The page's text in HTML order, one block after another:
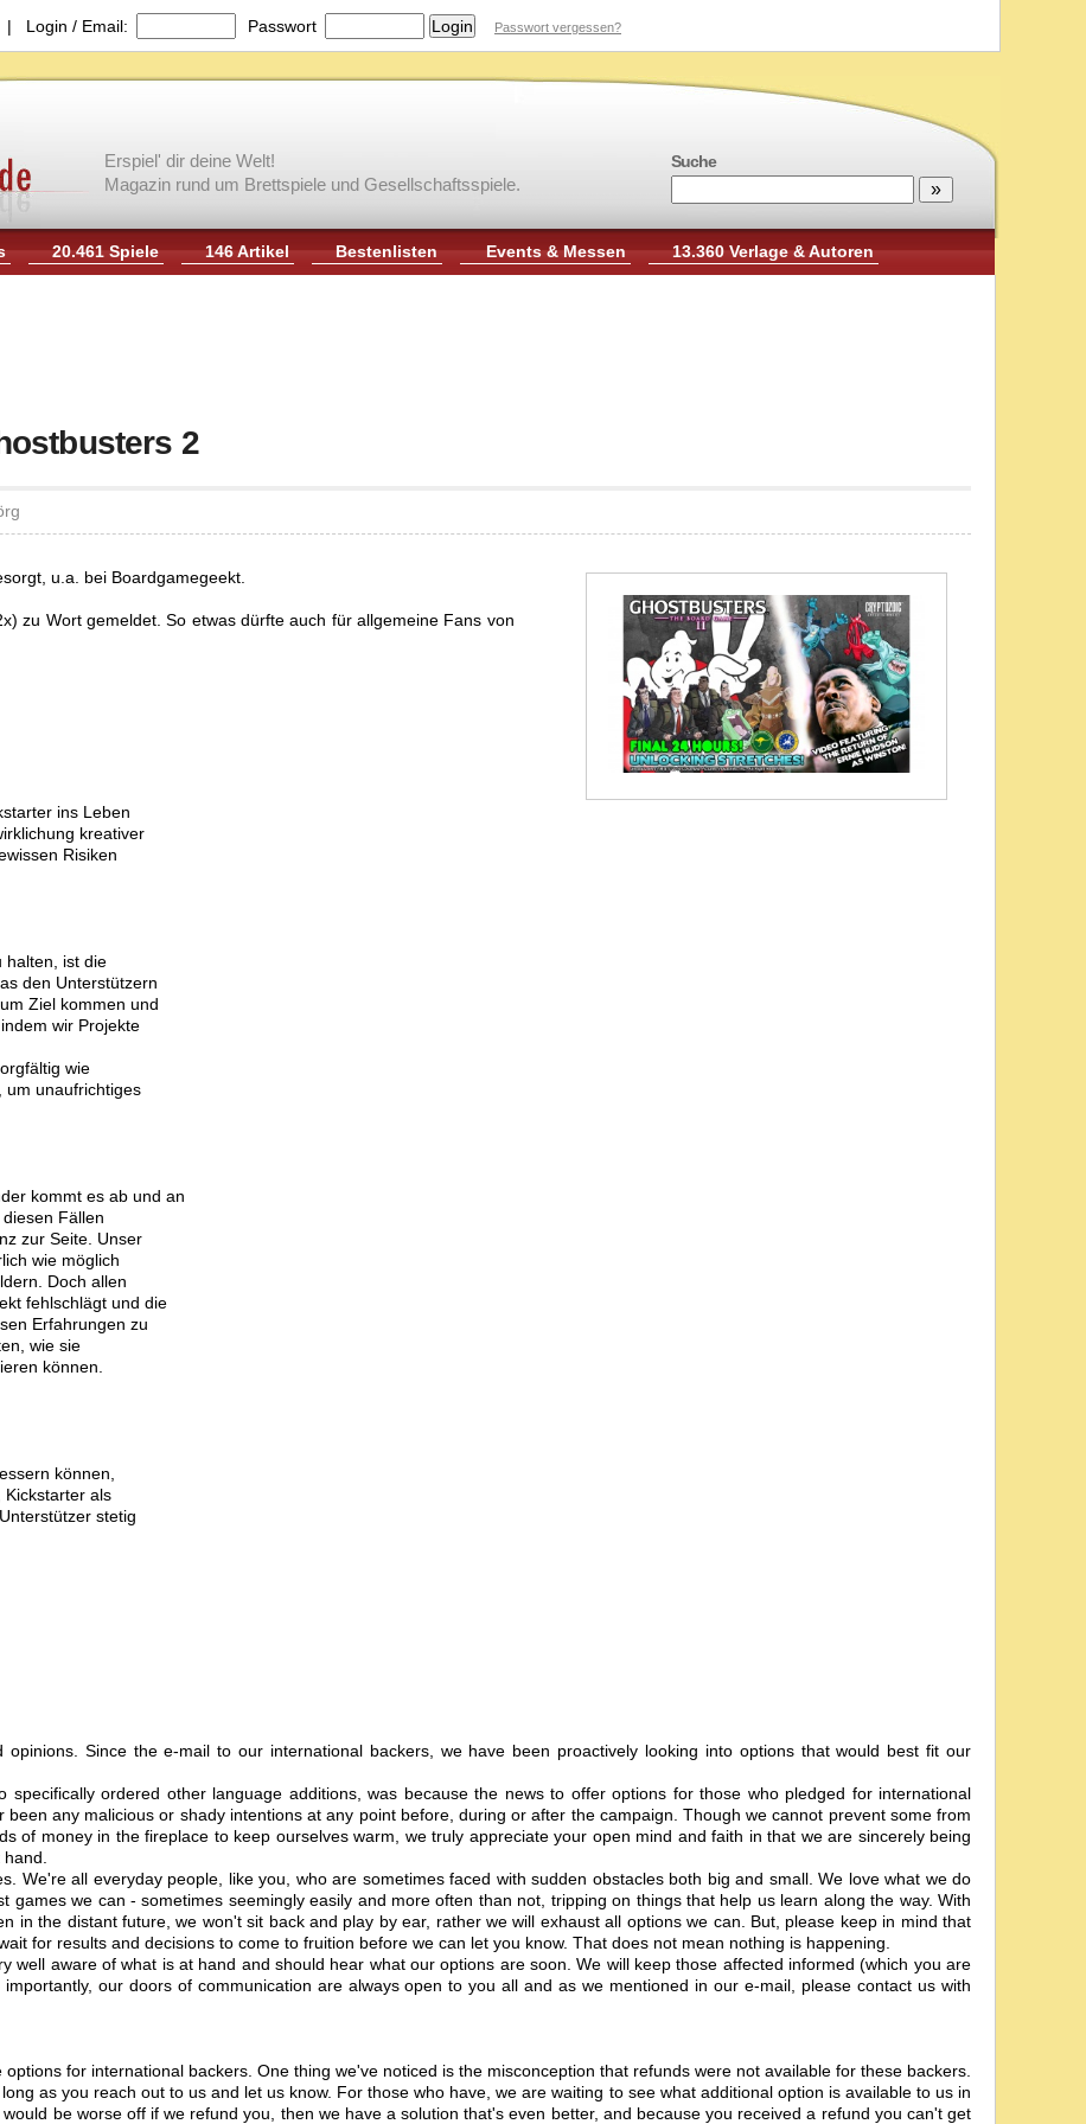
| Login / Email: Passwort Passwort vergessen?
Suche
Erspiel' dir deine Welt!
Magazin rund um Brettspiele und Gesellschaftsspiele.
20.461 Spiele 146 Artikel Bestenlisten Events & Messen 13.360 Verlage & Autoren
2
u.a. bei Boardgamegeekt.
zu Wort gemeldet. So etwas dürfte auch für allgemeine Fans von
ins Leben
kreativer
Risiken
halten, ist die
den Unterstützern
Ziel kommen und
wir Projekte
wie
um unaufrichtiges
kommt es ab und an
Fällen
zur Seite. Unser
wie möglich
Doch allen
fehlschlägt und die
Erfahrungen zu
wie sie
können.
können,
Kickstarter als
stetig
Since the e-mail to our international backers, we have been proactively looking into options that would best fit our
specifically ordered other language additions, was because the news to offer options for those who pledged for international
any malicious or shady intentions at any point before, during or after the campaign. Though we cannot prevent some from
of money in the fireplace to keep ourselves warm, we truly appreciate your open mind and faith in that we are sincerely being
We're all everyday people, like you, who are sometimes faced with sudden obstacles both big and small. We love what we do
we can - sometimes seemingly easily and more often than not, tripping on things that help us learn along the way. With
in the distant future, we won't sit back and play by ear, rather we will exhaust all options we can. But, please keep in mind that
for results and decisions to come to fruition before we can let you know. That does not mean nothing is happening.
well aware of what is at hand and should hear what our options are soon. We will keep those affected informed (which you are
our doors of communication are always open to you all and as we mentioned in our e-mail, please contact us with
for international backers. One thing we've noticed is the misconception that refunds were not available for these backers.
as you reach out to us and let us know. For those who have, we are waiting to see what additional option is available to us in
be worse off if we refund you, then we have a solution that's even better, and because you received a refund you can't get